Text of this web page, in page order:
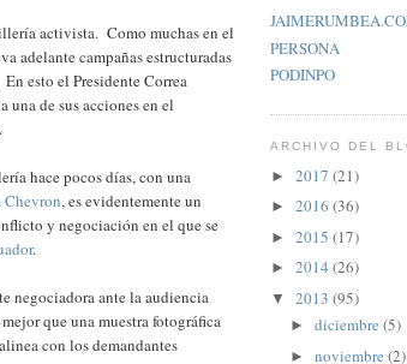
activista. Como muchas en el
adelante campañas estructuradas
esto el Presidente Correa
de sus acciones en el
hace pocos días, con una
Chevron, es evidentemente un
y negociación en el que se
.
negociadora ante la audiencia
que una muestra fotográfica
con los demandantes
PERSONA
PODINPO
ARCHIVO DEL
► 2017 (21)
► 2016 (36)
► 2015 (17)
► 2014 (26)
▼ 2013 (95)
► diciembre (5)
► noviembre (2)